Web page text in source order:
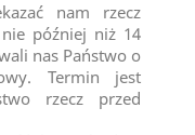
nam rzecz
później niż 14
nas Państwo o
Termin jest
rzecz przed